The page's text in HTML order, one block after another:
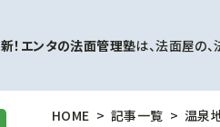
新！エンタの法面管理塾は、法面屋の
HOME 記事一覧 温泉